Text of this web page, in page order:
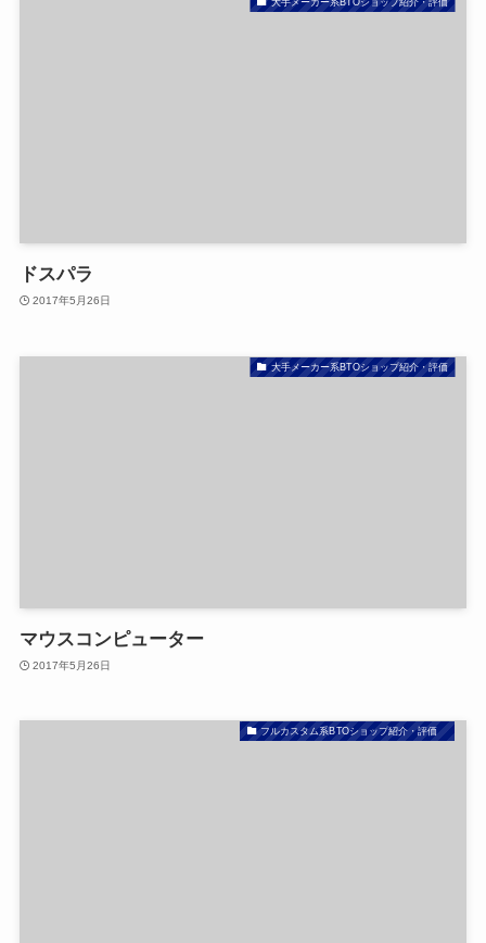
ドスパラ
2017年5月26日
大手メーカー系BTOショップ紹介・評価
マウスコンピューター
2017年5月26日
フルカスタム系BTOショップ紹介・評価